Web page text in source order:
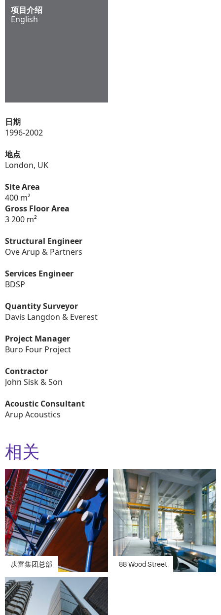
项目介绍
English
日期
1996-2002
地点
London, UK
Site Area
400 m²
Gross Floor Area
3 200 m²
Structural Engineer
Ove Arup & Partners
Services Engineer
BDSP
Quantity Surveyor
Davis Langdon & Everest
Project Manager
Buro Four Project
Contractor
John Sisk & Son
Acoustic Consultant
Arup Acoustics
相关